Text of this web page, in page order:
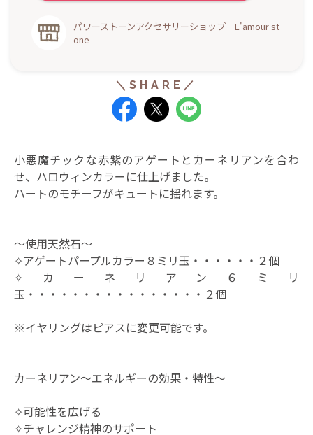
パワーストーンアクセサリーショップ L'amour st
one
小悪魔チックな赤紫のアゲートとカーネリアンを合わ
せ、ハロウィンカラーに仕上げました。
ハートのモチーフがキュートに揺れます。
～使用天然石～
✧アゲートパープルカラー８ミリ玉・・・・・・２個
✧カーネリアン６ミリ
玉・・・・・・・・・・・・・・・・２個
※イヤリングはピアスに変更可能です。
カーネリアン～エネルギーの効果・特性～
✧可能性を広げる
✧チャレンジ精神のサポート